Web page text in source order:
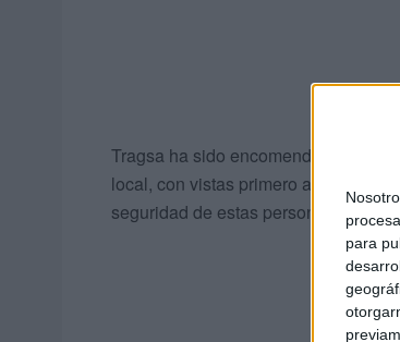
para
Tragsa ha sido encomendada al
local, con vistas primero a ir
seguridad de estas personas que